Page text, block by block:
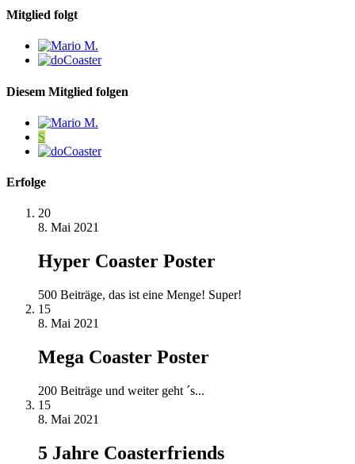
Mitglied folgt
Diesem Mitglied folgen
S
Erfolge
20
8. Mai 2021
Hyper Coaster Poster
500 Beiträge, das ist eine Menge! Super!
15
8. Mai 2021
Mega Coaster Poster
200 Beiträge und weiter geht ´s...
15
8. Mai 2021
5 Jahre Coasterfriends